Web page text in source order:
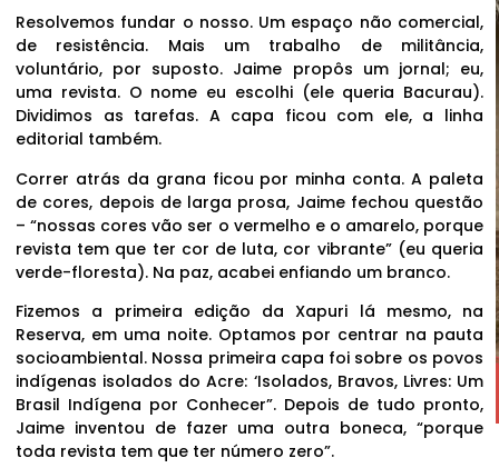
Resolvemos fundar o nosso. Um espaço não comercial,
de resistência. Mais um trabalho de militância,
voluntário, por suposto. Jaime propôs um jornal; eu,
uma revista. O nome eu escolhi (ele queria Bacurau).
Dividimos as tarefas. A capa ficou com ele, a linha
editorial também.
Correr atrás da grana ficou por minha conta. A paleta
de cores, depois de larga prosa, Jaime fechou questão
– “nossas cores vão ser o vermelho e o amarelo, porque
revista tem que ter cor de luta, cor vibrante” (eu queria
verde-floresta). Na paz, acabei enfiando um branco.
Fizemos a primeira edição da Xapuri lá mesmo, na
Reserva, em uma noite. Optamos por centrar na pauta
socioambiental. Nossa primeira capa foi sobre os povos
indígenas isolados do Acre: ‘Isolados, Bravos, Livres: Um
Brasil Indígena por Conhecer”. Depois de tudo pronto,
Jaime inventou de fazer uma outra boneca, “porque
toda revista tem que ter número zero”.